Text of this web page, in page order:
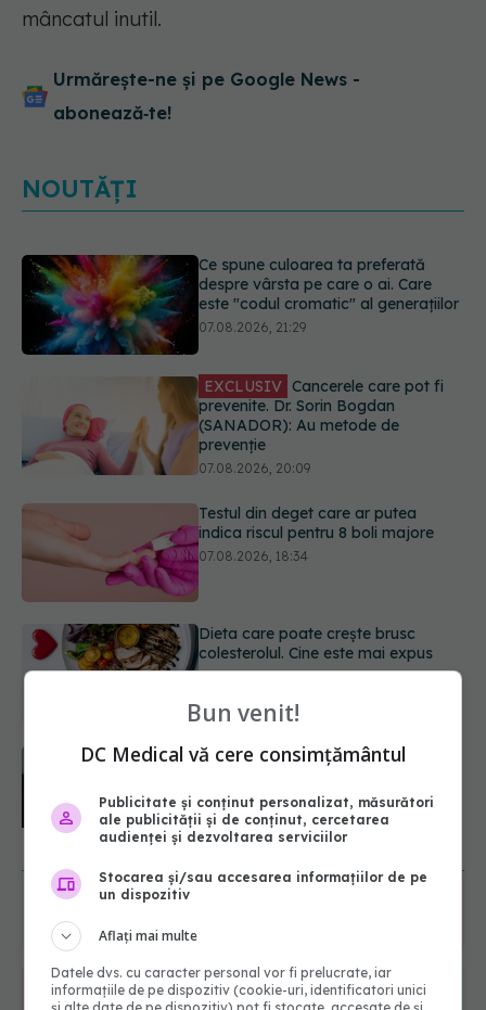
mâncatul inutil.
Urmărește-ne și pe Google News -
abonează‑te!
NOUTĂȚI
EXCLUSIV Cancerele care pot fi
prevenite. Dr. Sorin Bogdan
(SANADOR): Au metode de
prevenție
Testul din deget care ar putea
indica riscul pentru 8 boli majore
07.08.2026, 18:34
Dieta care poate crește brusc
colesterolul. Cine este mai expus
07.08.2026, 17:22
PNRR: 174 de milioane de lei pentru
sănătate într-o singură săptămână.
Ce spitale primesc bani
Ce spune culoarea ta preferată
este "codul cromatic" al generațiilor
07.08.2026, 21:29
URMĂREȘTE-NE ȘI PE:
URMĂRITORI
Bun venit!
DC Medical vă cere consimțământul
Publicitate și conținut personalizat, măsurători
ale publicității și de conținut, cercetarea
audienței și dezvoltarea serviciilor
Stocarea și/sau accesarea informațiilor de pe
un dispozitiv
Aflați mai multe
Datele dvs. cu caracter personal vor fi prelucrate, iar
informațiile de pe dispozitiv (cookie-uri, identificatori unici